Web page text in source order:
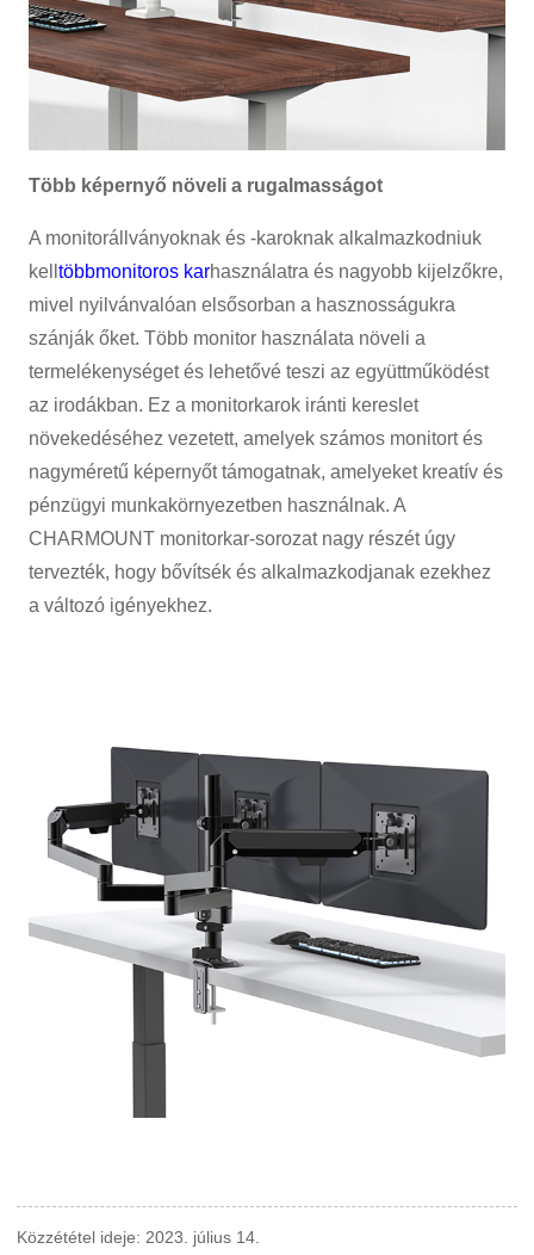
Több képernyő növeli a rugalmasságot
A monitorállványoknak és -karoknak alkalmazkodniuk
kelltöbbmonitoros karhasználatra és nagyobb kijelzőkre,
mivel nyilvánvalóan elsősorban a hasznosságukra
szánják őket. Több monitor használata növeli a
termelékenységet és lehetővé teszi az együttműködést
az irodákban. Ez a monitorkarok iránti kereslet
növekedéséhez vezetett, amelyek számos monitort és
nagyméretű képernyőt támogatnak, amelyeket kreatív és
pénzügyi munkakörnyezetben használnak. A
CHARMOUNT monitorkar-sorozat nagy részét úgy
tervezték, hogy bővítsék és alkalmazkodjanak ezekhez
a változó igényekhez.
Közzététel ideje: 2023. július 14.